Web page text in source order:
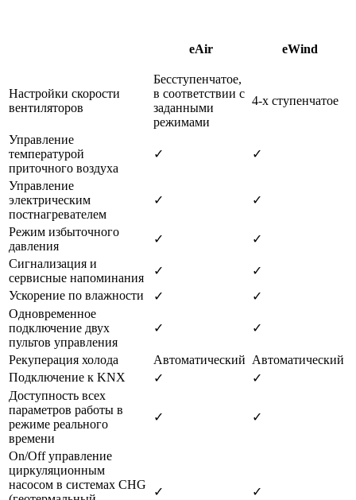
eAir eWind
Настройки скорости
вентиляторов
Бесступенчатое,
в соответствии с
заданными
режимами
4-х ступенчатое
Управление
температурой
приточного воздуха
✓ ✓
Управление
электрическим
постнагревателем
✓ ✓
Режим избыточного
давления
✓
✓
Сигнализация и
сервисные напоминания
✓
✓
Ускорение по влажности
✓
✓
Одновременное
подключение двух
пультов управления
✓ ✓
Рекуперация холода Автоматический Автоматический
Подключение к KNX
✓
✓
Доступность всех
параметров работы в
режиме реального
времени
✓ ✓
On/Off управление
циркуляционным
насосом в системах CHG
✓ ✓